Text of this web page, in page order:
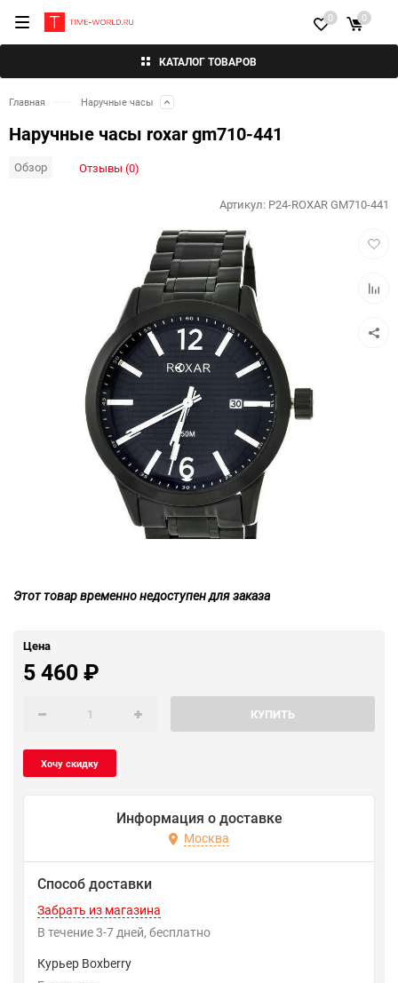
КАТАЛОГ ТОВАРОВ
0 0
Главная Наручные часы
Наручные часы roxar gm710-441
Обзор Отзывы (0)
Артикул: P24-ROXAR GM710-441
Этот товар временно недоступен для заказа
Цена
5 460₽
КУПИТЬ
Информация о доставке
Москва
Способ доставки
Забрать из магазина
В течение3-7 дней Бесплатно
Курьер Boxberry